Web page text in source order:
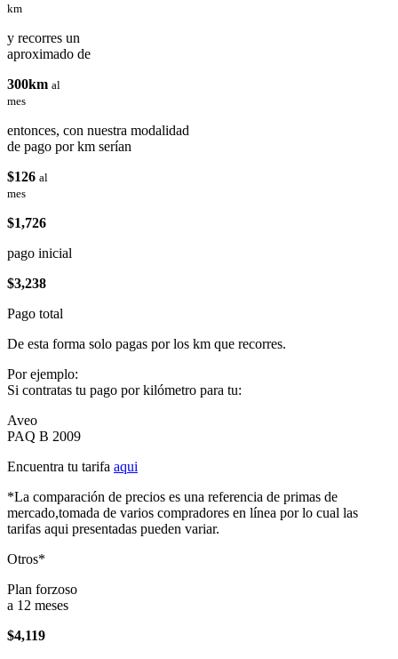
km
y recorres un
aproximado de
300km al
mes
entonces, con nuestra modalidad
de pago por km serían
$126 al
mes
$1,726
pago inicial
$3,238
Pago total
De esta forma solo pagas por los km que recorres.
Por ejemplo:
Si contratas tu pago por kilómetro para tu:
Aveo
PAQ B 2009
Encuentra tu tarifa aqui
*La comparación de precios es una referencia de primas de
mercado,tomada de varios compradores en línea por lo cual las
tarifas aqui presentadas pueden variar.
Otros*
Plan forzoso
a 12 meses
$4,119